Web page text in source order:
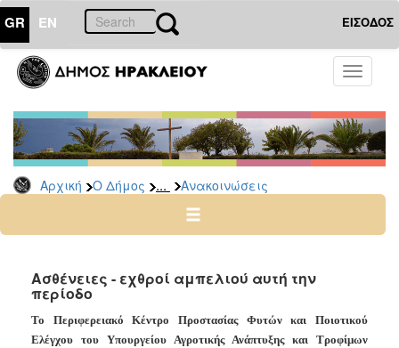
GR EN ΕΙΣΟΔΟΣ
Toggle
Αρχική Ο Δήμος ... Ανακοινώσεις
ΔΗΜΟΣ
Υπηρεσίες
Φορείς
Δημοτικές
Υπηρεσίες
Ηλεκτρονική
Διακυβέρνηση
Σχολικές
Επιτροπές
Ασθένειες - εχθροί αμπελιού αυτή την
περίοδο
Το Περιφερειακό Κέντρο Προστασίας Φυτών και Ποιοτικού
Ελέγχου του Υπουργείου Αγροτικής Ανάπτυξης και Τροφίμων